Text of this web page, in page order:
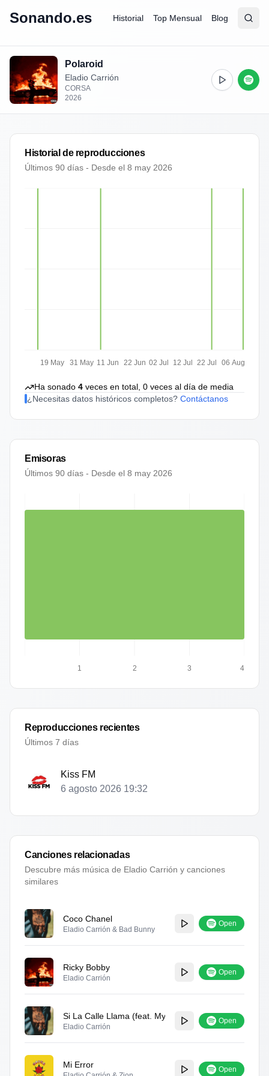
Sonando.es Historial Top Mensual Blog
Abrir
Polaroid
Eladio Carrión
CORSA
2026
Historial de reproducciones
Últimos 90 días - Desde el 8 may 2026
19 May 31 May 11 Jun 22 Jun 02 Jul 12 Jul 22 Jul 06 Aug
Ha sonado 4 veces en total, 0 veces al día de media
¿Necesitas datos históricos completos? Contáctanos
Emisoras
Últimos 90 días - Desde el 8 may 2026
1 2 3 4
Reproducciones recientes
Últimos 7 días
Kiss FM
6 agosto 2026 19:32
Canciones relacionadas
Descubre más música de Eladio Carrión y canciones
similares
Coco Chanel
Eladio Carrión & Bad Bunny
Open
Ricky Bobby
Eladio Carrión
Open
Si La Calle Llama (feat. Myke Towers) [Remix]
Eladio Carrión
Open
Mi Error Open